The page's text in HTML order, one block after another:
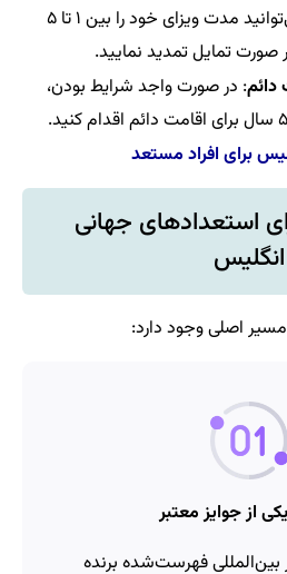
: می‌توانید مدت ویزای خود را بین ۱ تا ۵
صورت تمایل تمدید نمایید.
: در صورت واجد شرایط بودن،
برای افراد مستعد
استعدادهای جهانی
انگلیس
اصلی وجود دارد:
از جوایز معتبر
بین‌المللی فهرست‌شده برنده